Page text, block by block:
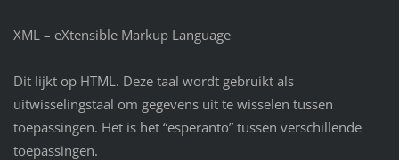
XML – eXtensible Markup Language
Dit lijkt op HTML. Deze taal wordt gebruikt als
uitwisselingstaal om gegevens uit te wisselen tussen
toepassingen. Het is het “esperanto” tussen verschillende
toepassingen.